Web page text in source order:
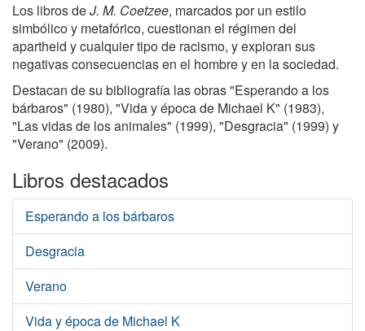
Los libros deJ. M. Coetzee, marcados por un estilo
simbólico y metafórico, cuestionan el régimen del
apartheid y cualquier tipo de racismo, y exploran sus
negativas consecuencias en el hombre y en la sociedad.
Destacan de su bibliografía las obras "Esperando a los
bárbaros" (1980), "Vida y época de Michael K" (1983),
"Las vidas de los animales" (1999), "Desgracia" (1999) y
"Verano" (2009).
Libros destacados
Esperando a los bárbaros
Desgracia
Verano
Vida y época de Michael K